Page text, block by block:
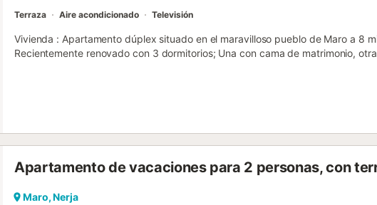
Terraza Aire acondicionado Televisión
Vivienda : Apartamento dúplex situado en el maravilloso pueblo de Maro a 8
Recientemente renovado con 3 dormitorios; Una con cama de matrimonio,
utensilios y electrodomésticos, comedor, amplio salón, 2 baños distribuidos
acceder a los pisos superiores. Se encuentra en una zona tranquila rodeada
(reembolsable) 100,00 euros por reserva Se solicitará un depósito, cuyo
Características del alquiler vacacional : Número de habitaciones : 3 Superficie
Apartamento de vacaciones para 2 personas, con
Maro, Nerja